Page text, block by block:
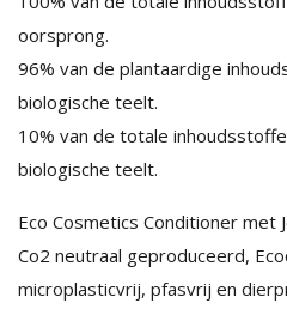
oorsprong.
96% van de plantaardige
biologische teelt.
10% van de totale
biologische teelt.
Eco Cosmetics Conditioner met
Co2 neutraal geproduceerd,
microplasticvrij, pfasvrij en